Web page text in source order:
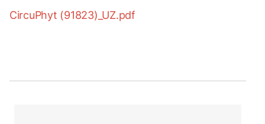
CircuPhyt (91823)_UZ.pdf